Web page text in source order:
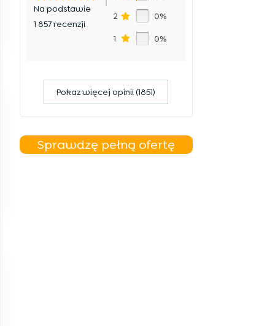
Na podstawie
1 857 recenzji
2 0%
1 0%
Pokaz więcej opinii (1851)
Sprawdzę pełną ofertę